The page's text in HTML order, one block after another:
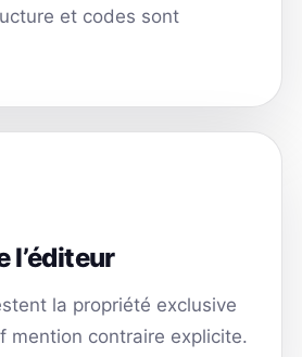
et codes sont
l’éditeur
la propriété exclusive
mention contraire explicite.